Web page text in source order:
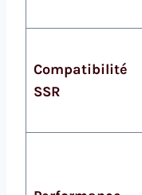
Compatibilité
SSR